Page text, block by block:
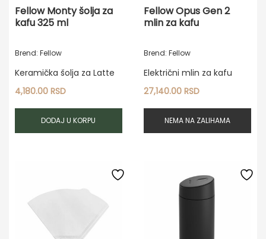
Fellow Monty šolja za
kafu 325 ml
Brend: Fellow
Keramička šolja za Latte
4,180.00 RSD
DODAJ U KORPU
Fellow Opus Gen 2
mlin za kafu
Brend: Fellow
Električni mlin za kafu
27,140.00RSD
NEMA NA ZALIHAMA